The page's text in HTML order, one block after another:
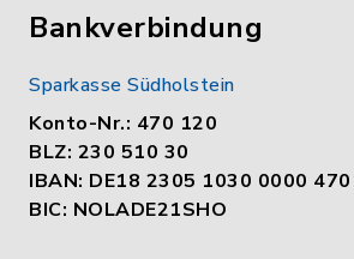
Bankverbindung
Sparkasse Südholstein
Konto-Nr.: 470 120
BLZ: 230 510 30
IBAN: DE18 2305 1030 0000
BIC: NOLADE21SHO